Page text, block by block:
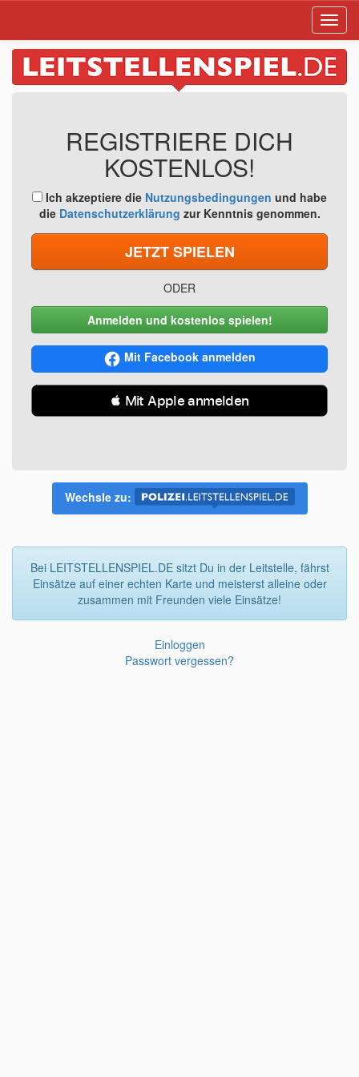
REGISTRIERE DICH
KOSTENLOS!
Ich akzeptiere die Nutzungsbedingungen und habe
die Datenschutzerklärung zur Kenntnis genommen.
JETZT SPIELEN
ODER
Anmelden und kostenlos spielen!
Mit Facebook anmelden
 Mit Apple anmelden
Wechsle zu:
Bei LEITSTELLENSPIEL.DE sitzt Du in der Leitstelle, fährst
Einsätze auf einer echten Karte und meisterst alleine oder
zusammen mit Freunden viele Einsätze!
Einloggen
Passwort vergessen?